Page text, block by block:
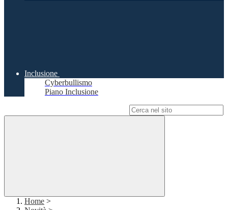
Inclusione
Cyberbullismo
Piano Inclusione
Home >